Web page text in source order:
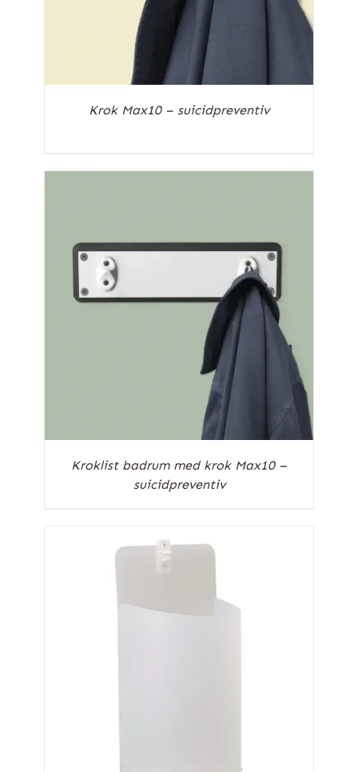
Krok Max10 – suicidpreventiv
Kroklist badrum med krok Max10 –
suicidpreventiv